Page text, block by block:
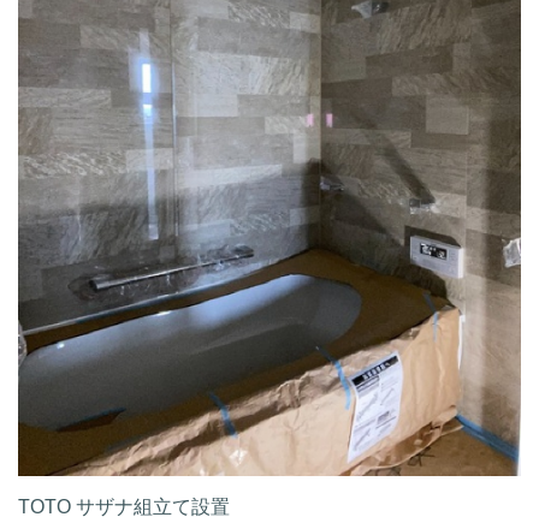
TOTO サザナ組立て設置